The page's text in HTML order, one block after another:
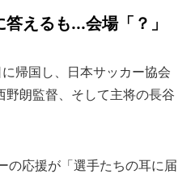
えるも...会場「？」
帰国し、日本サッカー協会
野朗監督、そして主将の長谷
の応援が「選手たちの耳に届